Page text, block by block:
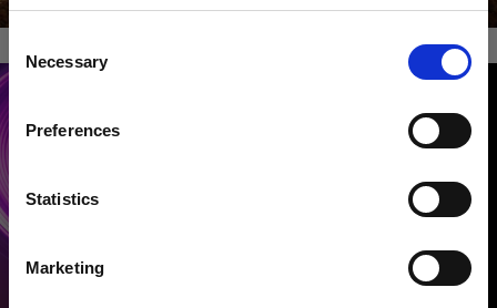
Selection
Necessary
Preferences
Statistics
Marketing
¿Quieres actualizar tu ubicación?
United States